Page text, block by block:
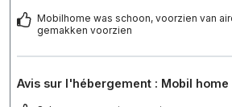
Mobilhome was schoon, voorzien van
gemakken voorzien
Avis sur l'hébergement : Mobil home